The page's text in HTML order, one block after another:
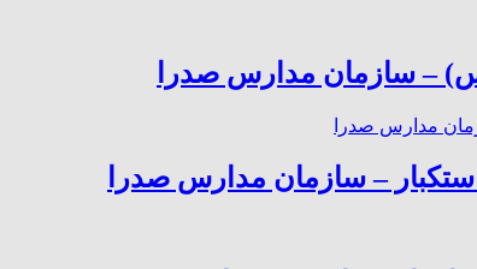
– سازمان مدارس صدرا